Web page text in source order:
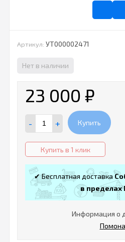
Артикул: УТ000002471
Нет в наличии
23 000 ₽
- + Купить
Купить в 1 клик
✔ Бесплатная доставка
в
Информация о
Помона